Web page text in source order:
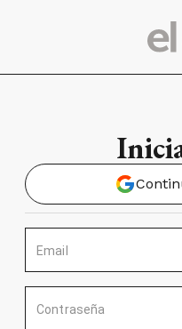
Email
Contraseña